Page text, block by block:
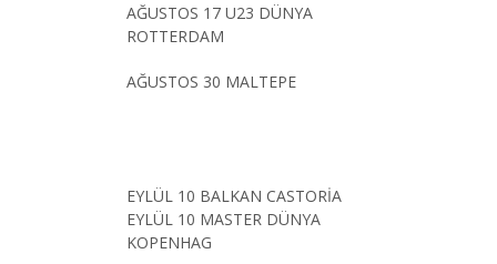
AĞUSTOS 17 U23 DÜNYA
ROTTERDAM
AĞUSTOS 30 MALTEPE
EYLÜL 10 BALKAN CASTORİA
EYLÜL 10 MASTER DÜNYA
KOPENHAG